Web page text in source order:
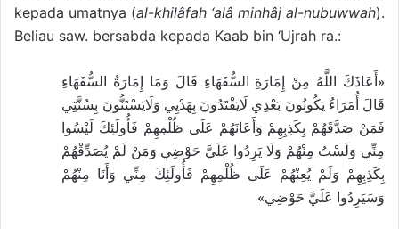
kepada umatnya (al-khilâfah ‘alâ minhâj al-nubuwwah).
Beliau saw. bersabda kepada Kaab bin ‘Ujrah ra.:
«أَعَاذَكَ اللَّهُ مِنْ إِمَارَةِ السُّفَهَاءِ قَالَ وَمَا إِمَارَةُ السُّفَهَاءِ
قَالَ أُمَرَاءُ يَكُونُونَ بَعْدِي لَايَقْتَدُونَ بِهَدْيِي وَلَايَسْتَنُّونَ بِسُنَّتِي
فَمَنْ صَدَّقَهُمْ بِكَذِبِهِمْ وَأَعَانَهُمْ عَلَى ظُلْمِهِمْ فَأُولَئِكَ لَيْسُوا
مِنِّي وَلَسْتُ مِنْهُمْ وَلَا يَرِدُوا عَلَيَّ حَوْضِي وَمَنْ لَمْ يُصَدِّقْهُمْ
بِكَذِبِهِمْ وَلَمْ يُعِنْهُمْ عَلَى ظُلْمِهِمْ فَأُولَئِكَ مِنِّي وَأَنَا مِنْهُمْ
وَسَيَرِدُوا عَلَيَّ حَوْضِي»